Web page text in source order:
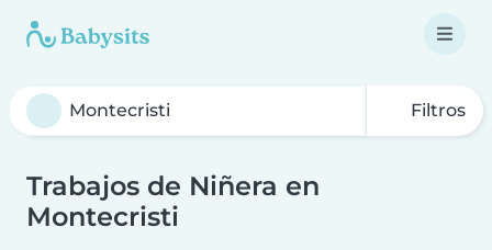
Filtros
Trabajos de Niñera en
Montecristi